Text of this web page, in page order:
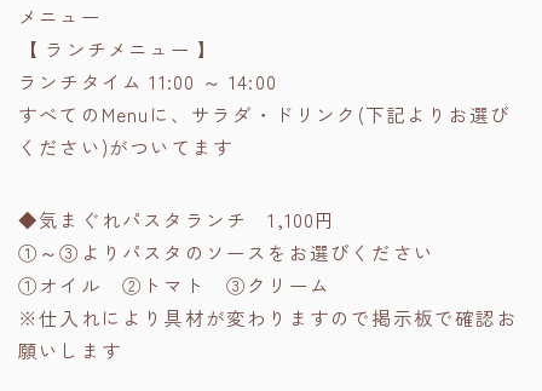
メニュー
【 ランチメニュー 】
ランチタイム 11:00 ～ 14:00
すべてのMenuに、サラダ・ドリンク(下記よりお選び
ください)がついてます
◆気まぐれパスタランチ 1,100円
①～③よりパスタのソースをお選びください
①オイル ②トマト ③クリーム
※仕入れにより具材が変わりますので掲示板で確認お
願いします